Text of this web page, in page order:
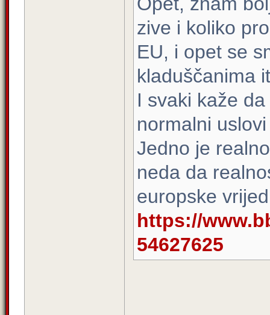
zive i koliko
EU, i opet se
kladuščanima
I svaki kaže
normalni
Jedno je
neda da
europske
https://
54627625